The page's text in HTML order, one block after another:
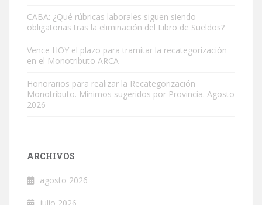
CABA: ¿Qué rúbricas laborales siguen siendo
obligatorias tras la eliminación del Libro de Sueldos?
Vence HOY el plazo para tramitar la recategorización
en el Monotributo ARCA
Honorarios para realizar la Recategorización
Monotributo. Mínimos sugeridos por Provincia. Agosto
2026
ARCHIVOS
agosto 2026
julio 2026